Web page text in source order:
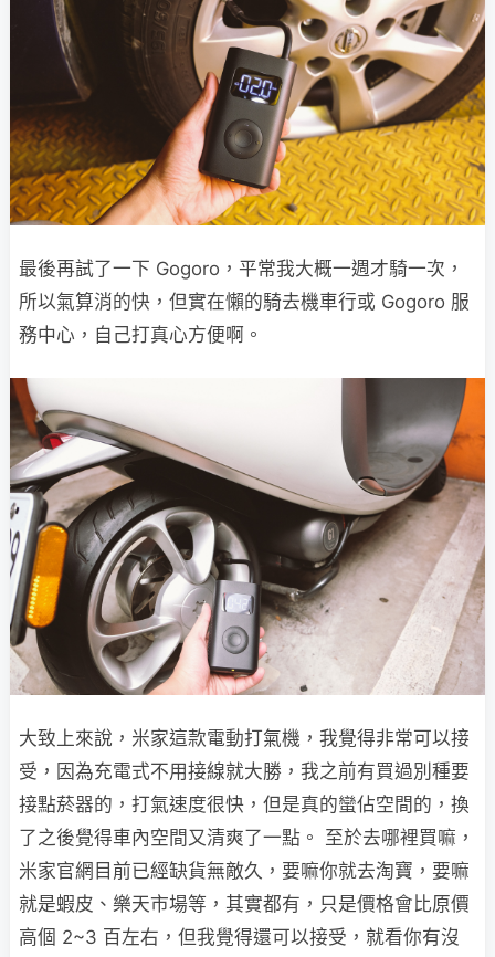
最後再試了一下 Gogoro，平常我大概一週才騎一次，
所以氣算消的快，但實在懶的騎去機車行或 Gogoro 服
務中心，自己打真心方便啊。
大致上來說，米家這款電動打氣機，我覺得非常可以接
受，因為充電式不用接線就大勝，我之前有買過別種要
接點菸器的，打氣速度很快，但是真的蠻佔空間的，換
了之後覺得車內空間又清爽了一點。 至於去哪裡買嘛，
米家官網目前已經缺貨無敵久，要嘛你就去淘寶，要嘛
就是蝦皮、樂天市場等，其實都有，只是價格會比原價
高個 2~3 百左右，但我覺得還可以接受，就看你有沒